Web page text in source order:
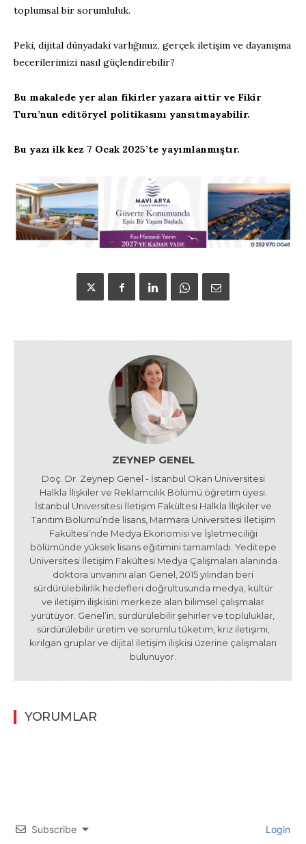
toplumsal bir sorumluluk.
Peki, dijital dünyadaki varlığımız, gerçek iletişim ve dayanışma
becerilerimizi nasıl güçlendirebilir?
Bu makalede yer alan fikirler yazara aittir ve Fikir
Turu’nun editöryel politikasını yansıtmayabilir.
Bu yazı ilk kez 7 Ocak 2025’te yayımlanmıştır.
ZEYNEP GENEL
Doç. Dr. Zeynep Genel - İstanbul Okan Üniversitesi
Halkla İlişkiler ve Reklamcılık Bölümü öğretim üyesi.
İstanbul Üniversitesi İletişim Fakültesi Halkla İlişkiler ve
Tanıtım Bölümü’nde lisans, Marmara Üniversitesi İletişim
Fakültesi’nde Medya Ekonomisi ve İşletmeciliği
bölümünde yüksek lisans eğitimini tamamladı. Yeditepe
Üniversitesi İletişim Fakültesi Medya Çalışmaları alanında
doktora unvanını alan Genel, 2015 yılından beri
sürdürülebilirlik hedefleri doğrultusunda medya, kültür
ve iletişim ilişkisini merkeze alan bilimsel çalışmalar
yürütüyor. Genel’in, sürdürülebilir şehirler ve topluluklar,
sürdürülebilir üretim ve sorumlu tüketim, kriz iletişimi,
kırılgan gruplar ve dijital iletişim ilişkisi üzerine çalışmaları
bulunuyor.
YORUMLAR
Subscribe Login